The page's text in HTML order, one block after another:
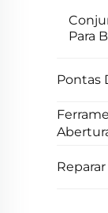
Para
Pontas